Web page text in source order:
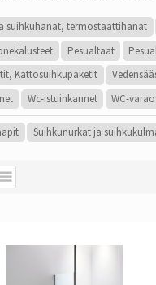
suihkuhanat, termostaattihanat
Pesualtaat
Kattosuihkupaketit
Wc-istuinkannet WC-
Suihkunurkat ja